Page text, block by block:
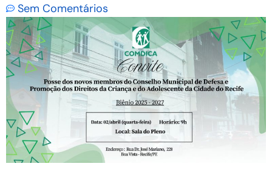
Sem Comentários